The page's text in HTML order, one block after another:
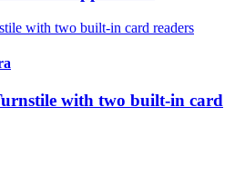
with two built-in card